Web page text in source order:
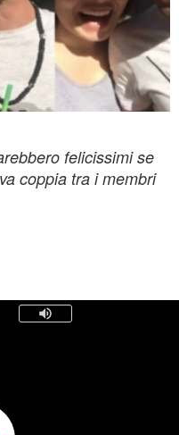
felicissimi se
coppia tra i membri